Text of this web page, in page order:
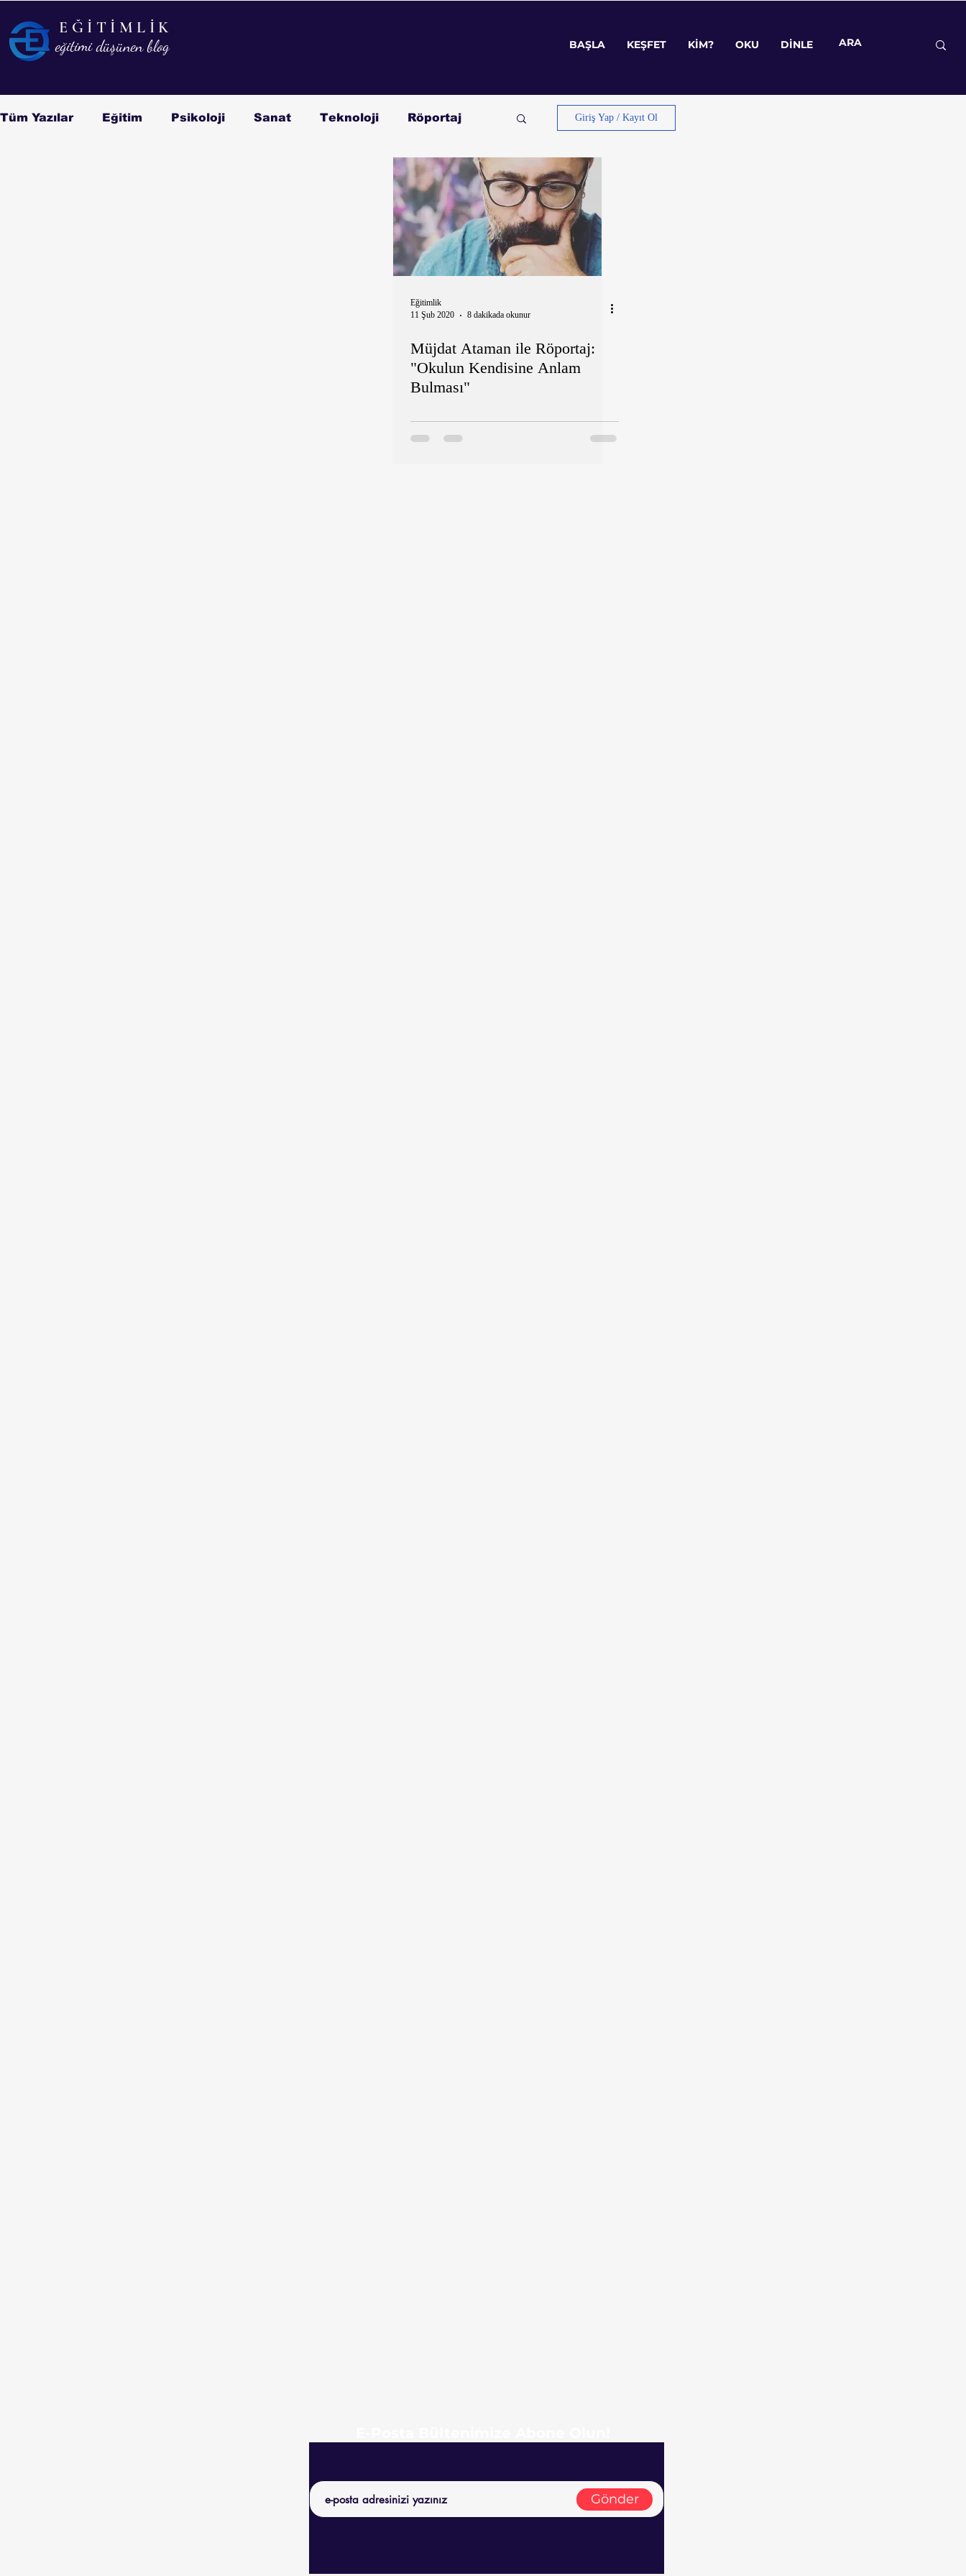
EĞİTİMLİK
eğitimi düşünen blog
BAŞLA KEŞFET KİM? OKU DİNLE
Tüm Yazılar Eğitim Psikoloji Sanat Teknoloji Röportaj Giriş Yap / Kayıt Ol
Eğitimlik
11 Şub 2020
8 dakikada okunur
Müjdat Ataman ile Röportaj:
"Okulun Kendisine Anlam
Bulması"
EĞİTİMLİK
eğitimi düşünen blog
BAŞLA KEŞFET KİM? OKU DİNLE
Gönder